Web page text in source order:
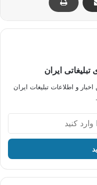
ایران
و اطلاعات تبلیغات ایران